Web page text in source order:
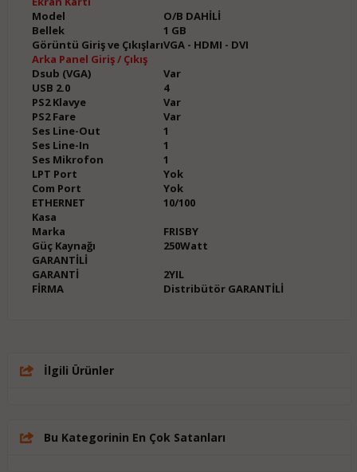
Model
O/B DAHİLİ
Bellek
1 GB
Görüntü Giriş ve ÇıkışlarıVGA - HDMI - DVI
Arka Panel Giriş / Çıkış
Dsub (VGA)
Var
USB 2.0
4
PS2 Klavye
Var
PS2 Fare
Var
Ses Line-Out
1
Ses Line-In
1
Ses Mikrofon
1
LPT Port
Yok
Com Port
Yok
ETHERNET
10/100
Kasa
Marka
FRISBY
Güç Kaynağı
250Watt
GARANTİLİ
GARANTİ
2YIL
FİRMA
Distribütör GARANTİLİ
İlgili Ürünler
Bu Kategorinin En Çok Satanları